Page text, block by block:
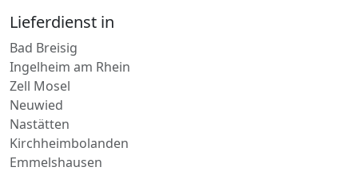
Lieferdienst in
Bad Breisig
Ingelheim am Rhein
Zell Mosel
Neuwied
Nastätten
Kirchheimbolanden
Emmelshausen